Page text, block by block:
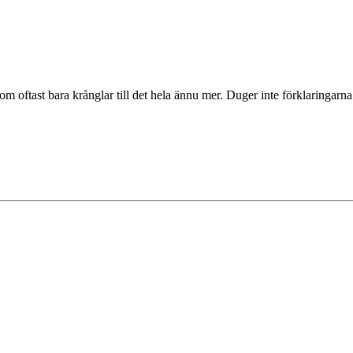
oftast bara krånglar till det hela ännu mer. Duger inte